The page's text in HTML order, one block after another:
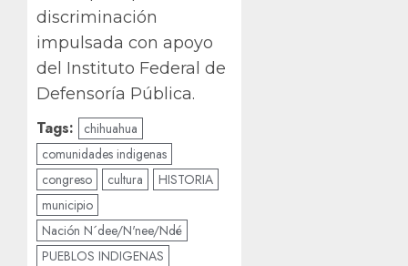
discriminación
impulsada con apoyo
del Instituto Federal de
Defensoría Pública.
Tags:
chihuahua
comunidades indigenas
congreso
cultura
HISTORIA
municipio
Nación N´dee/N'nee/Ndé
PUEBLOS INDIGENAS